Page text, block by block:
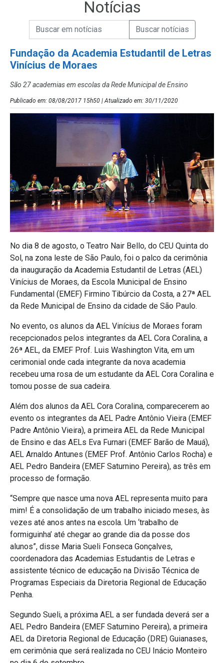
Notícias
Campo de Busca de Notícias
Campo de Busca de informaçõesEnviar a Busca de Notícias
Fundação da Academia Estudantil de Letras
Vinícius de Moraes
São 27 academias em escolas da Rede Municipal de Ensino
Publicado em: 08/08/2017 15h50 | Atualizado em: 30/11/2020
No dia 8 de agosto, o Teatro Nair Bello, do CEU Quinta do
Sol, na zona leste de São Paulo, foi o palco da cerimônia
da inauguração da Academia Estudantil de Letras (AEL)
Vinícius de Moraes, da Escola Municipal de Ensino
Fundamental (EMEF) Firmino Tibúrcio da Costa, a 27ª AEL
da Rede Municipal de Ensino da cidade de São Paulo.
No evento, os alunos da AEL Vinícius de Moraes foram
recepcionados pelos integrantes da AEL Cora Coralina, a
26ª AEL, da EMEF Prof. Luis Washington Vita, em um
cerimonial onde cada integrante da nova academia
recebeu uma rosa de um estudante da AEL Cora Coralina e
tomou posse de sua cadeira.
Além dos alunos da AEL Cora Coralina, comparecerem ao
evento os integrantes da AEL Padre Antônio Vieira (EMEF
Padre Antônio Vieira), a primeira AEL da Rede Municipal
de Ensino e das AELs Eva Furnari (EMEF Barão de Mauá),
AEL Arnaldo Antunes (EMEF Prof. Antônio Carlos Rocha) e
AEL Pedro Bandeira (EMEF Saturnino Pereira), as três em
processo de formação.
“Sempre que nasce uma nova AEL representa muito para
mim! É a consolidação de um trabalho iniciado meses, às
vezes até anos antes na escola. Um ‘trabalho de
formiguinha’ até chegar ao grande dia da posse dos
alunos”, disse Maria Sueli Fonseca Gonçalves,
coordenadora das Academias Estudantis de Letras e
assistente técnico de educação na Divisão Técnica de
Programas Especiais da Diretoria Regional de Educação
Penha.
Segundo Sueli, a próxima AEL a ser fundada deverá ser a
AEL Pedro Bandeira (EMEF Saturnino Pereira), a primeira
AEL da Diretoria Regional de Educação (DRE) Guianases,
em cerimônia que será realizada no CEU Inácio Monteiro